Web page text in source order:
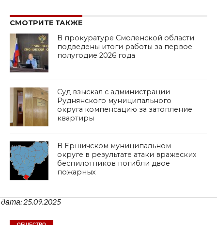
СМОТРИТЕ ТАКЖЕ
В прокуратуре Смоленской области
подведены итоги работы за первое
полугодие 2026 года
Суд взыскал с администрации
Руднянского муниципального
округа компенсацию за затопление
квартиры
В Ершичском муниципальном
округе в результате атаки вражеских
беспилотников погибли двое
пожарных
дата: 25.09.2025